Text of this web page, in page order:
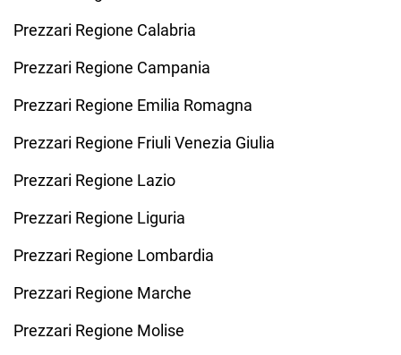
Prezzari Regione Calabria
Prezzari Regione Campania
Prezzari Regione Emilia Romagna
Prezzari Regione Friuli Venezia Giulia
Prezzari Regione Lazio
Prezzari Regione Liguria
Prezzari Regione Lombardia
Prezzari Regione Marche
Prezzari Regione Molise